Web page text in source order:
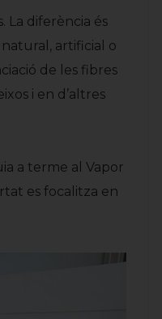
La diferència és
natural, artificial o
de les fibres
i en d’altres
a terme al Vapor
es focalitza en